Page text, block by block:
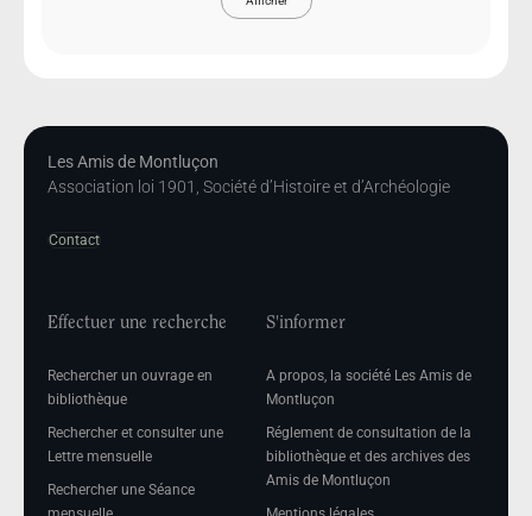
Les Amis de Montluçon
Association loi 1901, Société d’Histoire et d’Archéologie
Contact
Effectuer une recherche
Rechercher un ouvrage en
bibliothèque
Rechercher et consulter une
Lettre mensuelle
Rechercher une Séance
S'informer
A propos, la société Les Amis de
Montluçon
Réglement de consultation de la
bibliothèque et des archives des
Amis de Montluçon